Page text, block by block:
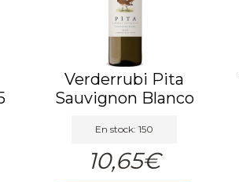
Verderrubi Pita
Sauvignon Blanco
En stock: 150
10,65€